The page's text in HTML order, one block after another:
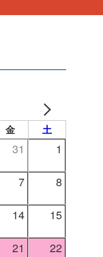
金 土
31 1
7 8
14 15
21 22